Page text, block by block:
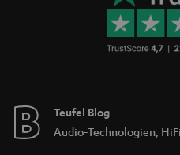
Teufel Blog
Audio-Technologien,